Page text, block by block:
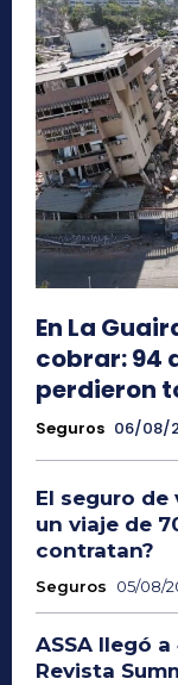
En La
cobrar: 94
perdieron
Seguros 06/08/
El seguro de
un viaje de
contratan?
Seguros 05/08/
ASSA llegó
Revista